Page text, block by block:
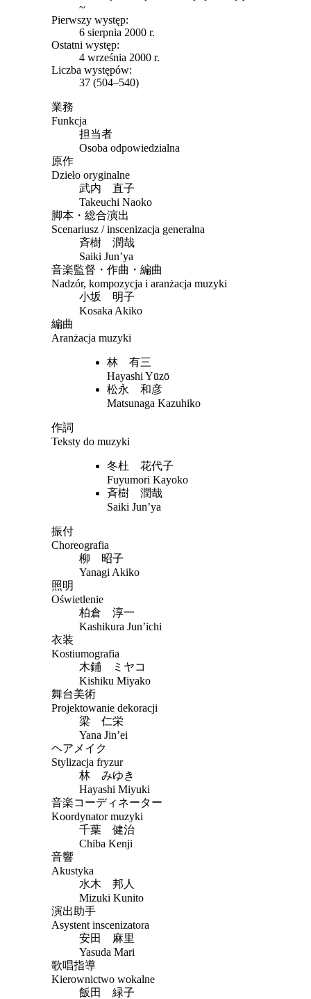
~
Pierwszy występ:
6 sierpnia 2000 r.
Ostatni występ:
4 września 2000 r.
Liczba występów:
37 (504–540)
業務
Funkcja
担当者
Osoba odpowiedzialna
原作
Dzieło oryginalne
武内 直子
Takeuchi Naoko
脚本・総合演出
Scenariusz / inscenizacja generalna
斉樹 潤哉
Saiki Jun’ya
音楽監督・作曲・編曲
Nadzór, kompozycja i aranżacja muzyki
小坂 明子
Kosaka Akiko
編曲
Aranżacja muzyki
林 有三
Hayashi Yūzō
松永 和彦
Matsunaga Kazuhiko
作詞
Teksty do muzyki
冬杜 花代子
Fuyumori Kayoko
斉樹 潤哉
Saiki Jun’ya
振付
Choreografia
柳 昭子
Yanagi Akiko
照明
Oświetlenie
柏倉 淳一
Kashikura Jun’ichi
衣装
Kostiumografia
木鋪 ミヤコ
Kishiku Miyako
舞台美術
Projektowanie dekoracji
梁 仁栄
Yana Jin’ei
ヘアメイク
Stylizacja fryzur
林 みゆき
Hayashi Miyuki
音楽コーディネーター
Koordynator muzyki
千葉 健治
Chiba Kenji
音響
Akustyka
水木 邦人
Mizuki Kunito
演出助手
Asystent inscenizatora
安田 麻里
Yasuda Mari
歌唱指導
Kierownictwo wokalne
飯田 緑子